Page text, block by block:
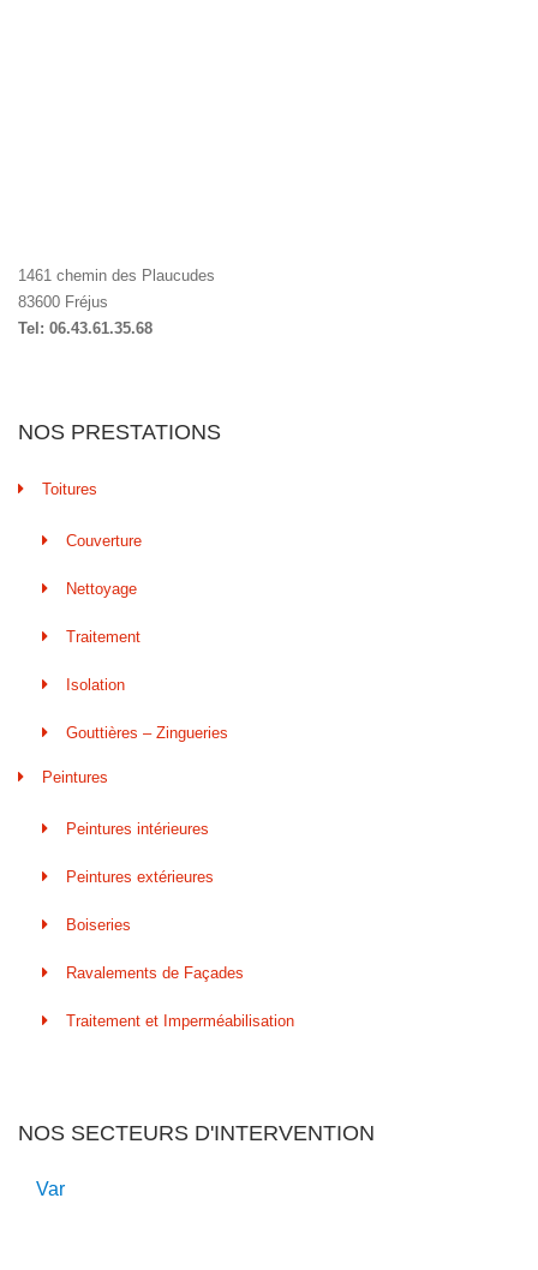
1461 chemin des Plaucudes
83600 Fréjus
Tel: 06.43.61.35.68
NOS PRESTATIONS
Toitures
Couverture
Nettoyage
Traitement
Isolation
Gouttières – Zingueries
Peintures
Peintures intérieures
Peintures extérieures
Boiseries
Ravalements de Façades
Traitement et Imperméabilisation
NOS SECTEURS D'INTERVENTION
Var